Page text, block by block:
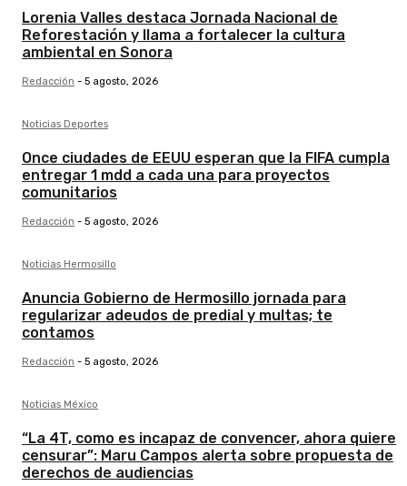
Lorenia Valles destaca Jornada Nacional de
Reforestación y llama a fortalecer la cultura
ambiental en Sonora
Redacción - 5 agosto, 2026
Noticias Deportes
Once ciudades de EEUU esperan que la FIFA cumpla
entregar 1 mdd a cada una para proyectos
comunitarios
Redacción - 5 agosto, 2026
Noticias Hermosillo
Anuncia Gobierno de Hermosillo jornada para
regularizar adeudos de predial y multas; te
contamos
Redacción - 5 agosto, 2026
Noticias México
“La 4T, como es incapaz de convencer, ahora quiere
censurar”: Maru Campos alerta sobre propuesta de
derechos de audiencias